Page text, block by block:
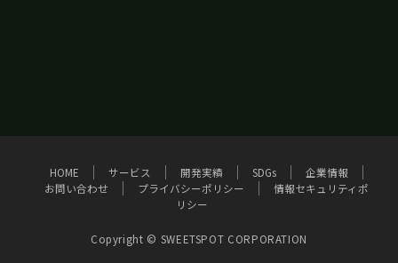
HOME サービス 開発実績 SDGs
企業情報
お問い合わせ
プライバシーポリシー
情報セキュリティポ
リシー
Copyright © SWEETSPOT CORPORATION